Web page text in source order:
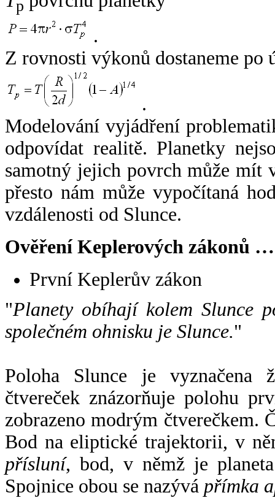
p
.
Z rovnosti výkonů dostaneme po
.
Modelování vyjádření
odpovídat realitě. Planetky
samotný jejich povrch může mít
přesto nám může vypočítaná
vzdálenosti od Slunce.
Ověření Keplerových zákonů …
První Keplerův zákon
"Planety obíhají kolem Slunce
společném ohnisku je Slunce."
Poloha Slunce je vyznačena
čtvereček znázorňuje polohu
zobrazeno modrým čtverečkem.
Bod na eliptické trajektorii, v
přísluní, bod, v němž je
Spojnice obou se nazývá přímka